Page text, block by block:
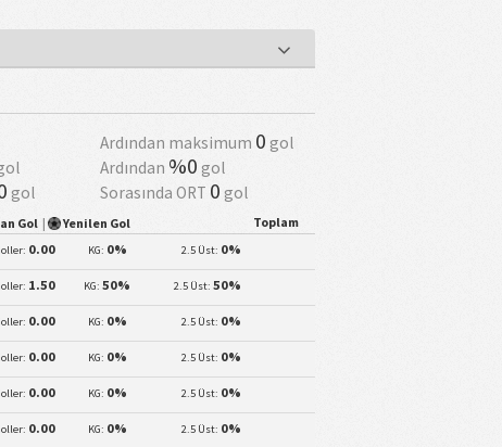
Ardından maksimum 0 gol
Ardından %0 gol
gol Sorasında ORT 0 gol
Gol| Yenilen Gol Toplam
0.00 KG: 0% 2.5 Üst: 0%
1.50 KG:50% 2.5 Üst: 50%
0.00 KG: 0% 2.5 Üst: 0%
0.00 KG: 0% 2.5 Üst: 0%
0.00 KG: 0% 2.5 Üst: 0%
0.00 KG: 0% 2.5 Üst: 0%